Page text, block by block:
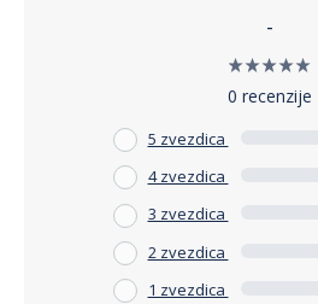
-
0 recenzije
5 zvezdica
4 zvezdica
3 zvezdica
2 zvezdica
1 zvezdica